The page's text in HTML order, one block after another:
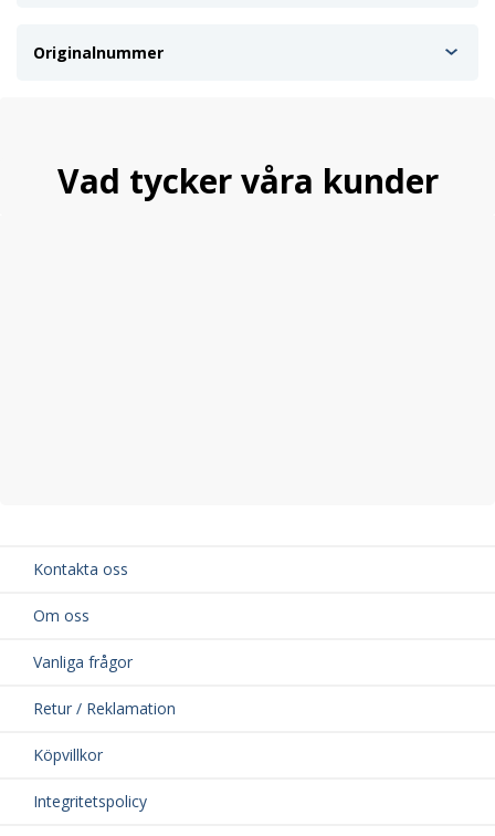
Originalnummer
Vad tycker våra kunder
Kontakta oss
Om oss
Vanliga frågor
Retur / Reklamation
Köpvillkor
Integritetspolicy